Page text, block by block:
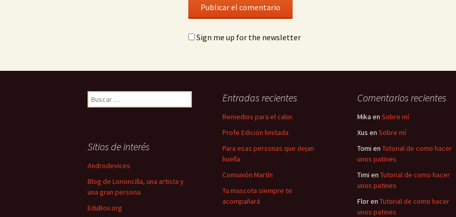
Sign me up for the newsletter
Buscar: Entradas recientes
Remedios para el calor.
Profe Edición limitada
Para esas personas que dejan
huella
Comunión Martín
Tu mascota siempre te
acompañará
Comentarios recientes
Mika en Sobre mí
Xus en Sobre mí
Tomi en Tutorial de como hacer
unos patines
Timi en Tutorial de como hacer
unos patines
Floren Tutorial de como hacer
unos patines
Sitios de interés
Androdevices
Blog de Lorioncilla, una artista y
una gran persona.
EduBox.org